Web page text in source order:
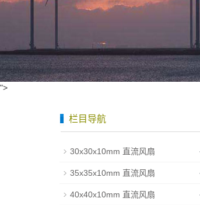
">
栏目导航
30x30x10mm 直流风扇
35x35x10mm 直流风扇
40x40x10mm 直流风扇